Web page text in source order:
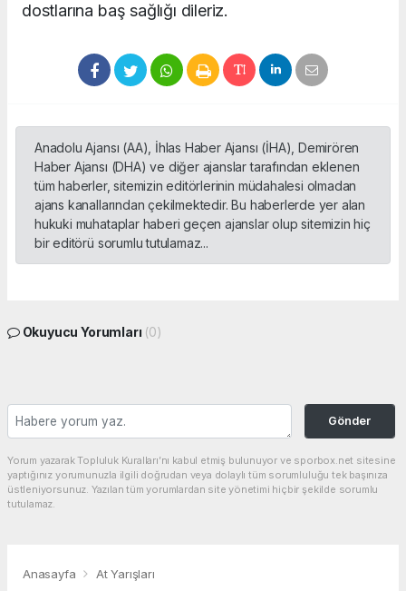
dostlarına baş sağlığı dileriz.
Anadolu Ajansı (AA), İhlas Haber Ajansı (İHA), Demirören
Haber Ajansı (DHA) ve diğer ajanslar tarafından eklenen
tüm haberler, sitemizin editörlerinin müdahalesi olmadan
ajans kanallarından çekilmektedir. Bu haberlerde yer alan
hukuki muhataplar haberi geçen ajanslar olup sitemizin hiç
bir editörü sorumlu tutulamaz...
Okuyucu Yorumları (0)
Gönder
Yorum yazarak Topluluk Kuralları’nı kabul etmiş bulunuyor ve sporbox.net sitesine
yaptığınız yorumunuzla ilgili doğrudan veya dolaylı tüm sorumluluğu tek başınıza
üstleniyorsunuz. Yazılan tüm yorumlardan site yönetimi hiçbir şekilde sorumlu
tutulamaz.
Anasayfa At Yarışları